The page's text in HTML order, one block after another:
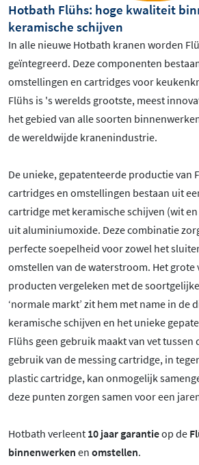
Hotbath Flühs: hoge kwaliteit
keramische schijven
In alle nieuwe Hotbath kranen worden
geïntegreerd. Deze componenten
omstellingen en cartridges voor
Flühs is 's werelds grootste, meest
het gebied van alle soorten
de wereldwijde kranenindustrie.
De unieke, gepatenteerde productie van
cartridges en omstellingen bestaan uit
cartridge met keramische schijven (wit
uit aluminiumoxide. Deze combinatie
perfecte soepelheid voor zowel het
omstellen van de waterstroom. Het grote
producten vergeleken met de
‘normale markt’ zit hem met name in de
keramische schijven en het unieke
Flühs geen gebruik maakt van vet tussen
gebruik van de messing cartridge, in
plastic cartridge, kan onmogelijk
deze punten zorgen samen voor een
Hotbath verleent 10 jaar garantieop de
binnenwerken en omstellen.